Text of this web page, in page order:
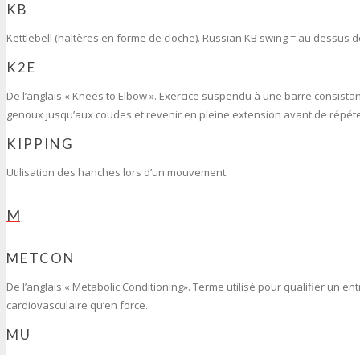
KB
Kettlebell (haltères en forme de cloche). Russian KB swing = au dessus
K2E
De l’anglais « Knees to Elbow ». Exercice suspendu à une barre
genoux jusqu’aux coudes et revenir en pleine extension avant de
KIPPING
Utilisation des hanches lors d’un mouvement.
M
METCON
De l’anglais « Metabolic Conditioning». Terme utilisé pour qualifier un
cardiovasculaire qu’en force.
MU